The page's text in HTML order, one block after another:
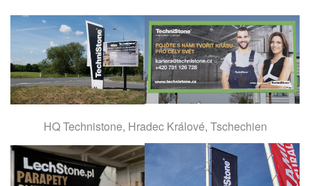
HQ Technistone, Hradec Králové, Tschechien